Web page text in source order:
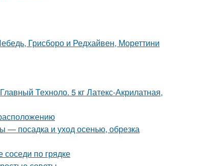
Грисборо и Редхайвен, Мореттини
Техноло. 5 кг Латекс-Акрилатная,
— посадка и уход осенью, обрезка
по грядке